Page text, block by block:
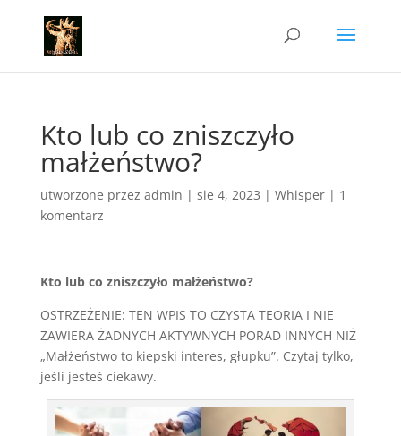
Kto lub co zniszczyło
małżeństwo?
utworzone przez admin | sie 4, 2023 | Whisper| 1
komentarz
Kto lub co zniszczyło małżeństwo?
OSTRZEŻENIE: TEN WPIS TO CZYSTA TEORIA I NIE
ZAWIERA ŻADNYCH AKTYWNYCH PORAD INNYCH NIŻ
„Małżeństwo to kiepski interes, głupku”. Czytaj tylko,
jeśli jesteś ciekawy.